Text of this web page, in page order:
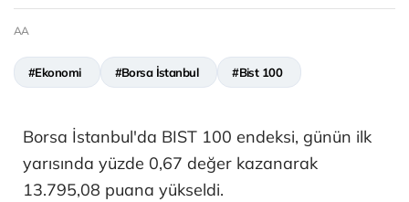
AA
#Ekonomi #Borsa İstanbul #Bist 100
Borsa İstanbul'da BIST 100 endeksi, günün ilk
yarısında yüzde 0,67 değer kazanarak
13.795,08 puana yükseldi.